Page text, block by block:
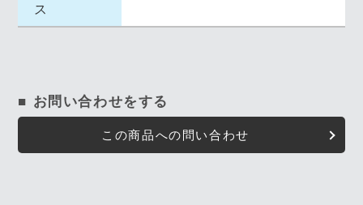
ス
■ お問い合わせをする
この商品への問い合わせ